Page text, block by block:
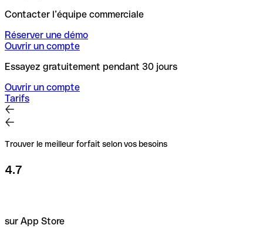
Contacter l’équipe commerciale
Réserver une démo
Ouvrir un compte
Essayez gratuitement pendant 30 jours
Ouvrir un compte
Tarifs
Trouver le meilleur forfait selon vos besoins
4.7
sur App Store